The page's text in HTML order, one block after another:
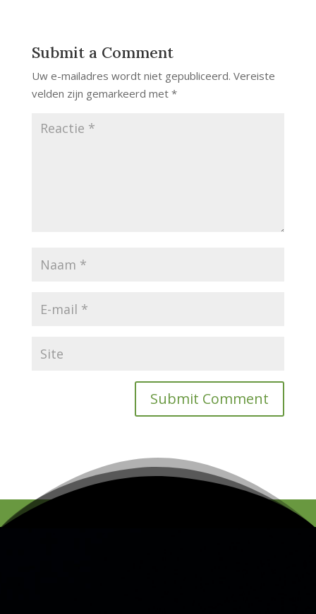
Submit a Comment
Uw e-mailadres wordt niet gepubliceerd. Vereiste
velden zijn gemarkeerd met *